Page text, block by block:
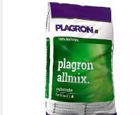
PLAGRON
Pflanzerde Plagron All-mix mit
Perlite 50 Liter Bio Erde Sack,
mit Organischer
Langzeitdünger, 50 Liter
24,90 €
(0,50 €/ 1 l)
lieferbar - in 2-3 Werktagen bei dir